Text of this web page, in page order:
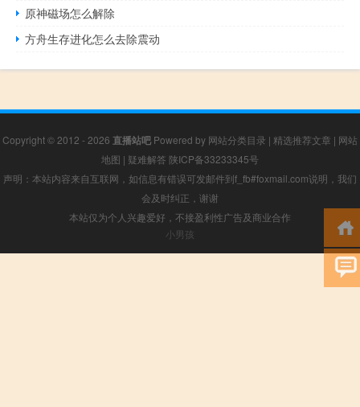
原神磁场怎么解除
方舟生存进化怎么去除震动
Copyright © 2012 - 2026 直播站吧 Powered by 网站分类目录 | 精选推荐文章 | 网站
地图 | 疑难解答 陕ICP备33233345号
声明：本站内容来自互联网，如信息有错误可发邮件到f_fb#foxmail.com说明，我们
会及时纠正，谢谢
本站仅为个人兴趣爱好，不接盈利性广告及商业合作
小男孩